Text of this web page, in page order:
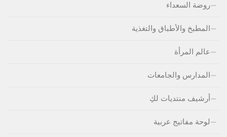
روضة السعداء
المطبخ والأطباق والتغذية
عالم المرأة
المدارس والجامعات
أرشيف منتديات لكِ
لوحة مفاتيج عربية